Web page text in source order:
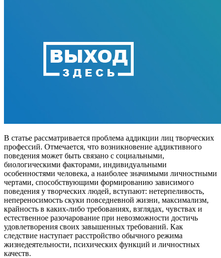
В статье рассматривается проблема аддикции лиц творческих
профессий. Отмечается, что возникновение аддиктивного
поведения может быть связано с социальными,
биологическими факторами, индивидуальными
особенностями человека, а наиболее значимыми личностными
чертами, способствующими формированию зависимого
поведения у творческих людей, вступают: нетерпеливость,
непереносимость скуки повседневной жизни, максимализм,
крайность в каких-либо требованиях, взглядах, чувствах и
естественное разочарование при невозможности достичь
удовлетворения своих завышенных требований. Как
следствие наступает расстройство обычного режима
жизнедеятельности, психических функций и личностных
качеств.